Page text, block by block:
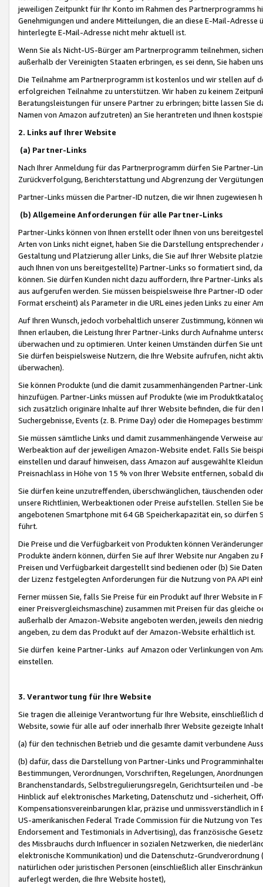
jeweiligen Zeitpunkt für Ihr Konto im Rahmen des Partnerprogramms
Genehmigungen und andere Mitteilungen, die an diese E-Mail-
hinterlegte E-Mail-Adresse nicht mehr aktuell ist.
Wenn Sie als Nicht-US-Bürger am Partnerprogramm teilnehmen,
außerhalb der Vereinigten Staaten erbringen, es sei denn, Sie haben
Die Teilnahme am Partnerprogramm ist kostenlos und wir stellen auf
erfolgreichen Teilnahme zu unterstützen. Wir haben zu keinem
Beratungsleistungen für unsere Partner zu erbringen; bitte lassen Sie
Namen von Amazon aufzutreten) an Sie herantreten und Ihnen
2. Links auf Ihrer Website
(a) Partner-Links
Nach Ihrer Anmeldung für das Partnerprogramm dürfen Sie Partner-
Zurückverfolgung, Berichterstattung und Abgrenzung der
Partner-Links müssen die Partner-ID nutzen, die wir Ihnen zugewiesen
(b) Allgemeine Anforderungen für alle Partner-Links
Partner-Links können von Ihnen erstellt oder Ihnen von uns
Arten von Links nicht eignet, haben Sie die Darstellung
Gestaltung und Platzierung aller Links, die Sie auf Ihrer Website
auch Ihnen von uns bereitgestellte) Partner-Links so formatiert sind,
können. Sie dürfen Kunden nicht dazu auffordern, Ihre Partner-Links
aus aufgerufen werden. Sie müssen beispielsweise Ihre Partner-ID
Format erscheint) als Parameter in die URL eines jeden Links zu einer
Auf Ihren Wunsch, jedoch vorbehaltlich unserer Zustimmung, können
Ihnen erlauben, die Leistung Ihrer Partner-Links durch Aufnahme
überwachen und zu optimieren. Unter keinen Umständen dürfen Sie
Sie dürfen beispielsweise Nutzern, die Ihre Website aufrufen, nicht
überwachen).
Sie können Produkte (und die damit zusammenhängenden Partner-
hinzufügen. Partner-Links müssen auf Produkte (wie im
sich zusätzlich originäre Inhalte auf Ihrer Website befinden, die für
Suchergebnisse, Events (z. B. Prime Day) oder die Homepages
Sie müssen sämtliche Links und damit zusammenhängende
Werbeaktion auf der jeweiligen Amazon-Website endet. Falls Sie
einstellen und darauf hinweisen, dass Amazon auf ausgewählte
Preisnachlass in Höhe von 15 % von Ihrer Website entfernen, sobald
Sie dürfen keine unzutreffenden, überschwänglichen, täuschenden
unsere Richtlinien, Werbeaktionen oder Preise aufstellen. Stellen Sie
angebotenen Smartphone mit 64 GB Speicherkapazität ein, so dürfen
führt.
Die Preise und die Verfügbarkeit von Produkten können
Produkte ändern können, dürfen Sie auf Ihrer Website nur Angaben
Preisen und Verfügbarkeit dargestellt sind bedienen oder (b) Sie
der Lizenz festgelegten Anforderungen für die Nutzung von PA API
Ferner müssen Sie, falls Sie Preise für ein Produkt auf Ihrer Website
einer Preisvergleichsmaschine) zusammen mit Preisen für das
außerhalb der Amazon-Website angeboten werden, jeweils den
angeben, zu dem das Produkt auf der Amazon-Website erhältlich ist.
Sie dürfen keine Partner-Links auf Amazon oder Verlinkungen von
einstellen.
3. Verantwortung für Ihre Website
Sie tragen die alleinige Verantwortung für Ihre Website,
Website, sowie für alle auf oder innerhalb Ihrer Website gezeigte
(a) für den technischen Betrieb und die gesamte damit verbundene
(b) dafür, dass die Darstellung von Partner-Links und
Bestimmungen, Verordnungen, Vorschriften, Regelungen,
Branchenstandards, Selbstregulierungsregeln, Gerichtsurteilen und -
Hinblick auf elektronisches Marketing, Datenschutz und -sicherheit,
Kompensationsvereinbarungen klar, präzise und unmissverständlich
US-amerikanischen Federal Trade Commission für die Nutzung von
Endorsement and Testimonials in Advertising), das französische
des Missbrauchs durch Influencer in sozialen Netzwerken, die
elektronische Kommunikation) und die Datenschutz-
natürlichen oder juristischen Personen (einschließlich aller
auferlegt werden, die Ihre Website hostet),